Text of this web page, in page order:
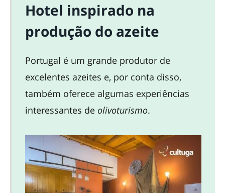
Hotel inspirado na
produção do azeite
Portugal é um grande produtor de
excelentes azeites e, por conta disso,
também oferece algumas experiências
interessantes deolivoturismo.